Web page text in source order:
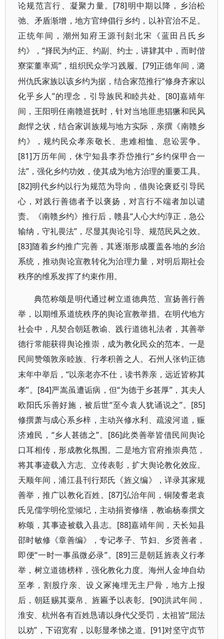
论规范言行、凝聚力量。[78]明中期以降，乡治松
弛、矛盾渐增，地方官绅倡行乡约，以补官治不足。
正统年间，潮州知府王源刊刻北宋《蓝田吕氏乡
约》，“择民为约正、约副、约士，讲肄其中，而时偕
寮寀董率焉”，组织民众学习践履。[79]正德年间，潞
州仇氏家族以该乡约为据，结合家范推行“修身齐家以
化乎乡人”的理念，引导族民和睦共处。[80]嘉靖年
间，王阳明任南赣巡抚时，针对当地匪患猖獗和民风
彪悍之状，结合家训族规与地方实际，亲撰《南赣乡
约》，规约民众孝亲敬长、患难相恤、息讼罢争。
[81]万历年间，休宁知县李乔岱推行“乡约保甲合一
法”，强化乡约功效，使其成为地方治理的重要工具。
[82]明代乡约以行为规范为导向，借舆论褒贬引导民
心，对践行善德者予以褒扬，对言行不端者加以谴
责。《南赣乡约》推行后，赣县“人心大约淳正，急公
输纳，守礼畏法”，尽显其舆论引导、规范民风之效。
[83]随着乡约推广完善，其逐渐形成覆盖各地的乡治
系统，推动舆论宣教转化为治理力量，对明后期社会
秩序的维系发挥了约束作用。
典范称颂是明代通过树立道德典范、宣扬善行善
举，以期维系道统秩序的舆论宣教举措。在明代地方
社会中，凡契合朝廷教谕、践行道德礼法者，其善举
德行常能获得舆论推崇，成为教化民众的范本。一是
民间赞颂敦亲睦族、行孝积善之人。石州人张钧正德
末年中举后，“以亲老亦不仕，读书养亲，远近皆称其
孝”。[84]严嵩虽遭诟病，但“为德于乡甚厚”，其夫人
欧阳氏乐善好施，被后世“至今袁人犹诵说之”。[85]
修撰萧与成心系乡梓，主动兴修水利、疏浚河道，赈
济难民，“乡人甚德之”。[86]此类善举皆借民间舆论
口耳相传，形成教化氛围。二是地方官府推崇典范，
将其事迹载入方志、立传表彰，扩大舆论教化效应。
天顺年间，浦江县刊行郑氏《旌义编》，详录其家规
善举，推广以教化百姓。[87]弘治年间，铜陵耆老袁
氏见儒学明伦堂倾圮，主动捐资修缮，教谕杨泰撰文
称颂，其事迹被载入县志。[88]嘉靖年间，天长知县
邵时敏修《章善编》，专记孝子、节妇、乡贤善者，
即便“一时一事虽微必录”。[89]三是朝廷旌表义行孝
举，树立道德榜样，强化教化力度。海州人金坤自幼
至孝，割股疗亲、设义冢掩埋无主尸骨，地方上报
后，朝廷赐其粟帛、旌匾予以表彰。[90]洪武年间，
淮安、杭州各有百姓恳请以身代父受罚，太祖皆“屈法
以劝”，下诏宽宥，以彰显孝悌之道。[91]对坚守贞节